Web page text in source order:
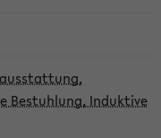
Bestuhlung, Induktive